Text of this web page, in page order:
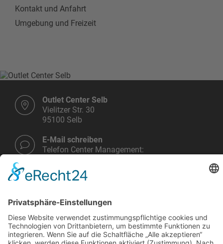
Kontakt und Anfahrt
Umgebung und Freizeit
Outlet Center Selb
Vielitzer Str. 30
95100 Selb
E-Mail schreiben
Telefon Center Management:
Montag bis Samstag
Weitere Infos HIER!
Vermietung